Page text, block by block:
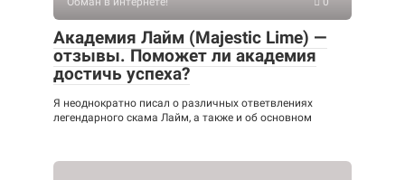
Академия Лайм (Majestic Lime) —
отзывы. Поможет ли академия
достичь успеха?
Я неоднократно писал о различных ответвлениях
легендарного скама Лайм, а также и об основном